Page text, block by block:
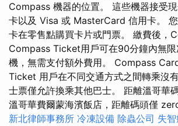
Compass 機器的位置。 這些機器接受
卡以及 Visa 或 MasterCard 信用卡。
卡在零售點購買卡片或門票。 繳費後，
Compass Ticket用戶可在90分鐘內無限
機，無需支付額外費用。 Compass
Ticket 用戶在不同交通方式之間轉乘沒
士票僅允許換乘其他巴士。 距離溫哥華
溫哥華費爾蒙海濱飯店，距離碼頭僅
新北律師事務所 冷凍設備 除蟲公司 失